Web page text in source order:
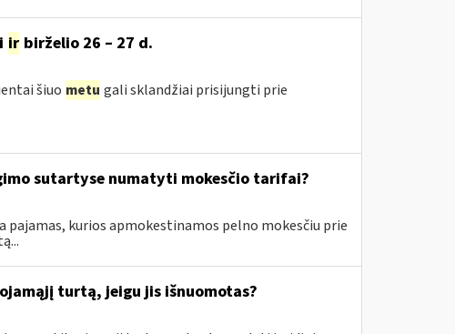
irbirželio 26 – 27 d.
šiuo metu gali sklandžiai prisijungti prie
sutartyse numatyti mokesčio tarifai?
pajamas, kurios apmokestinamos pelno mokesčiu prie
turtą, jeigu jis išnuomotas?